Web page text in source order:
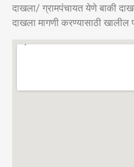
दाखला/ ग्रामपंचायत येणे बाकी
दाखला मागणी करण्यासाठी खालील